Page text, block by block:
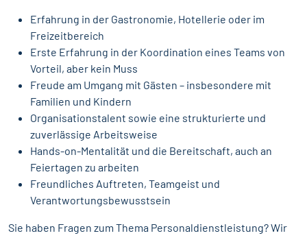
Erfahrung in der Gastronomie, Hotellerie oder im
Freizeitbereich
Erste Erfahrung in der Koordination eines Teams von
Vorteil, aber kein Muss
Freude am Umgang mit Gästen – insbesondere mit
Familien und Kindern
Organisationstalent sowie eine strukturierte und
zuverlässige Arbeitsweise
Hands-on-Mentalität und die Bereitschaft, auch an
Feiertagen zu arbeiten
Freundliches Auftreten, Teamgeist und
Verantwortungsbewusstsein
Sie haben Fragen zum Thema Personaldienstleistung? Wir